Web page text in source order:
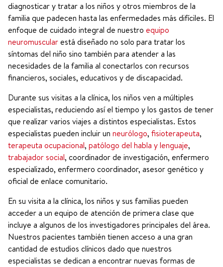
diagnosticar y tratar a los niños y otros miembros de la
familia que padecen hasta las enfermedades más difíciles. El
enfoque de cuidado integral de nuestro equipo
neuromuscularestá diseñado no solo para tratar los
síntomas del niño sino también para atender a las
necesidades de la familia al conectarlos con recursos
financieros, sociales, educativos y de discapacidad.
Durante sus visitas a la clínica, los niños ven a múltiples
especialistas, reduciendo así el tiempo y los gastos de tener
que realizar varios viajes a distintos especialistas. Estos
especialistas pueden incluir un neurólogo, fisioterapeuta,
terapeuta ocupacional, patólogo del habla y lenguaje,
trabajador social, coordinador de investigación, enfermero
especializado, enfermero coordinador, asesor genético y
oficial de enlace comunitario.
En su visita a la clínica, los niños y sus familias pueden
acceder a un equipo de atención de primera clase que
incluye a algunos de los investigadores principales del área.
Nuestros pacientes también tienen acceso a una gran
cantidad de estudios clínicos dado que nuestros
especialistas se dedican a encontrar nuevas formas de